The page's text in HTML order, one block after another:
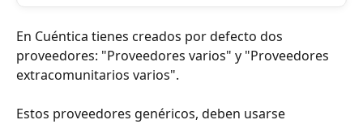
En Cuéntica tienes creados por defecto dos
proveedores: "Proveedores varios" y "Proveedores
extracomunitarios varios".
Estos proveedores genéricos, deben usarse